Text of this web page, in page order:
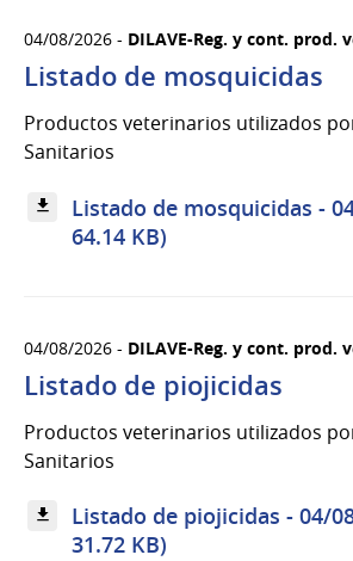
04/08/2026 - DILAVE-Reg. y cont. prod.
Listado de mosquicidas
Productos veterinarios utilizados
Sanitarios
Listado de mosquicidas -
64.14 KB)
04/08/2026 - DILAVE-Reg. y cont. prod.
Listado de piojicidas
Productos veterinarios utilizados
Sanitarios
Listado de piojicidas - 04/
31.72 KB)